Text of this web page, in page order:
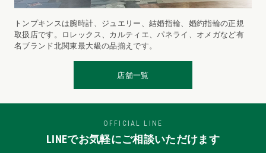
トンプキンスは腕時計、ジュエリー、結婚指輪、婚約指輪の正規
取扱店です。ロレックス、カルティエ、パネライ、オメガなど有
名ブランド北関東最大級の品揃えです。
店舗一覧
OFFICIAL LINE
LINEでお気軽にご相談いただけます